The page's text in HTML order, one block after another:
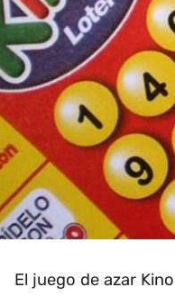
El juego de azar